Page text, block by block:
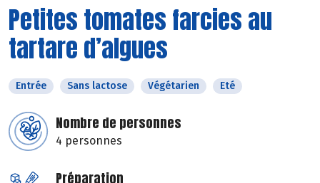
Petites tomates farcies au
tartare d’algues
Entrée Sans lactose Végétarien Eté
Nombre de personnes
4 personnes
Préparation